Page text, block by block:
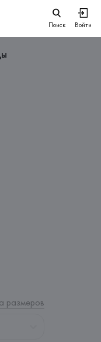
Поиск Войти
размеров